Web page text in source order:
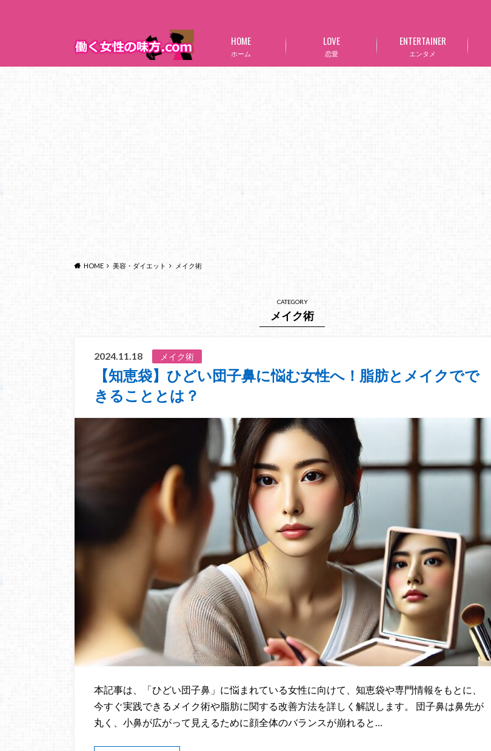
ホーム
HOME
恋愛
LOVE
エンタメ
ENTERTAINER
HOME 美容・ダイエット メイク術
CATEGORY
メイク術
2024.11.18 メイク術
【知恵袋】ひどい団子鼻に悩む女性へ！脂肪とメイクでで
きることとは？
本記事は、「ひどい団子鼻」に悩まれている女性に向けて、知恵袋や専門情報をもとに、
今すぐ実践できるメイク術や脂肪に関する改善方法を詳しく解説します。 団子鼻は鼻先が
丸く、小鼻が広がって見えるために顔全体のバランスが崩れると…